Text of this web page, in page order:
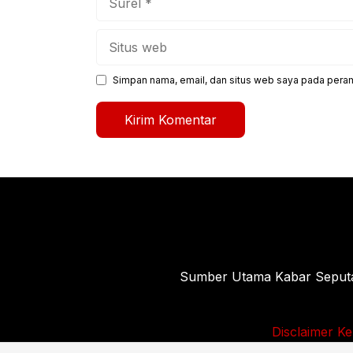
Simpan nama, email, dan situs web saya pada
Sumber Utama Kabar
Disclaimer